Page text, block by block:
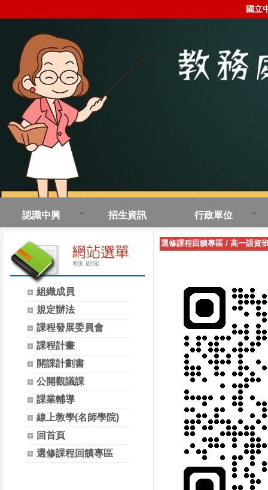
國立
認識中興 招生資訊 行政單位
組織成員
規定辦法
課程發展委員會
課程計畫
開課計劃書
公開觀議課
課業輔導
線上教學(名師學院)
回首頁
選修課程回饋專區
選修課程回饋專區 / 高一語資